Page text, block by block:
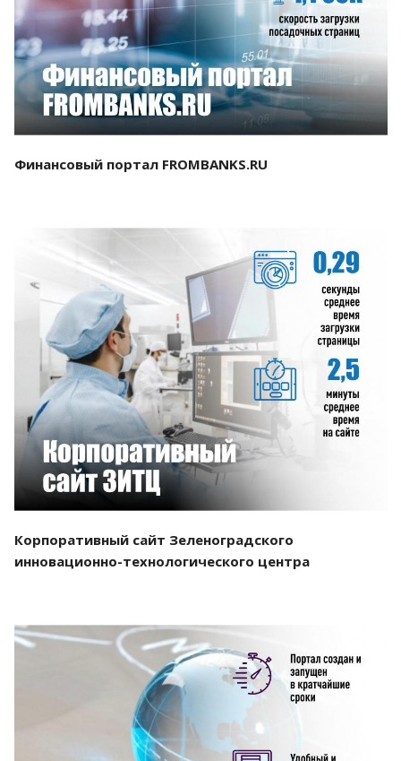
Смотреть проект
Финансовый портал FROMBANKS.RU
Смотреть проект
Корпоративный сайт Зеленоградского
инновационно-технологического центра